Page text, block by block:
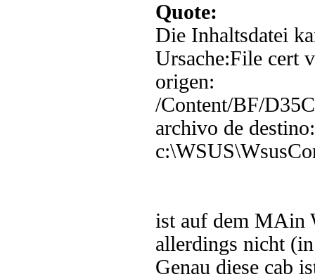
Quote:
Die Inhaltsdatei
Ursache:File cert
origen:
/Content/BF/
archivo de destino:
ist auf dem MAin
allerdings nicht
Genau diese cab